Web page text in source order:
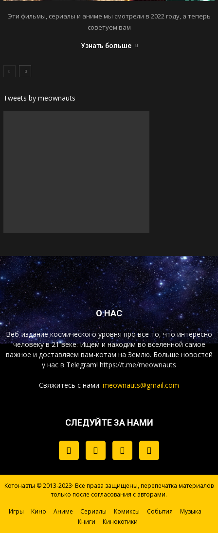
Эти фильмы, сериалы и аниме мы смотрели в 2022 году, а теперь
советуем вам
Узнать больше
Tweets by meownauts
О НАС
Веб-издание космического уровня про все то, что интересно
человеку в 21 веке. Ищем и находим во вселенной самое
важное и доставляем вам-котам на Землю. Больше новостей
у нас в Telegram! https://t.me/meownauts
Свяжитесь с нами: meownauts@gmail.com
СЛЕДУЙТЕ ЗА НАМИ
Котонавты © 2013-2023· Все права защищены, перепечатка материалов
только после согласования с авторами.
Игры Кино Аниме Сериалы Комиксы События
Музыка
Книги
Кинокотики